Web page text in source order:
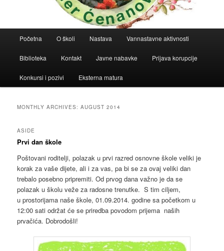
Početna O školi Nastava Vannastavne aktivnosti
Biblioteka Kontakt Javne nabavke Prijava korupcije
Konkursi i pozivi Eksterna matura
MONTHLY ARCHIVES:AUGUST 2014
ASIDE
Prvi dan škole
Poštovani roditelji, polazak u prvi razred osnovne škole veliki je
korak za vaše dijete, ali i za vas, pa bi se za ovaj veliki dan
trebalo posebno pripremiti. Od prvog dana važno je da se
polazak u školu veže za radosne trenutke. S tim ciljem,
u prostorijama naše škole, 01.09.2014. godine sa početkom u
12:00 sati održat će se priredba povodom prijema naših
prvačića. Dobrodošli!